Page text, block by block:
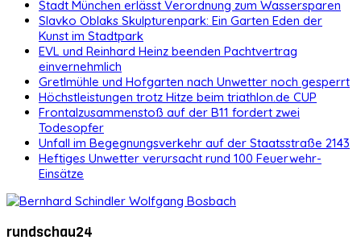
Stadt München erlässt Verordnung zum Wassersparen
Slavko Oblaks Skulpturenpark: Ein Garten Eden der
Kunst im Stadtpark
EVL und Reinhard Heinz beenden Pachtvertrag
einvernehmlich
Gretlmühle und Hofgarten nach Unwetter noch gesperrt
Höchstleistungen trotz Hitze beim triathlon.de CUP
Frontalzusammenstoß auf der B11 fordert zwei
Todesopfer
Unfall im Begegnungsverkehr auf der Staatsstraße 2143
Heftiges Unwetter verursacht rund 100 Feuerwehr-
Einsätze
rundschau24